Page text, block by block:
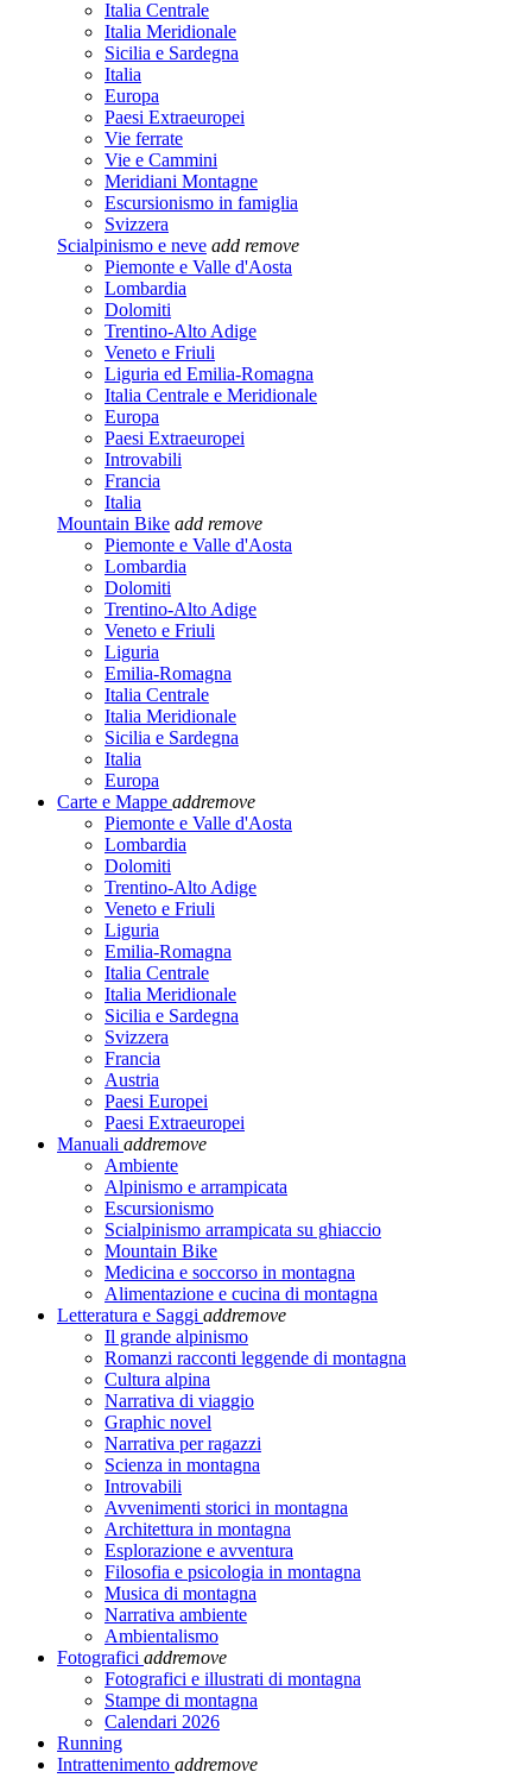
Italia Centrale
Italia Meridionale
Sicilia e Sardegna
Italia
Europa
Paesi Extraeuropei
Vie ferrate
Vie e Cammini
Meridiani Montagne
Escursionismo in famiglia
Svizzera
Scialpinismo e neve add remove
Piemonte e Valle d'Aosta
Lombardia
Dolomiti
Trentino-Alto Adige
Veneto e Friuli
Liguria ed Emilia-Romagna
Italia Centrale e Meridionale
Europa
Paesi Extraeuropei
Introvabili
Francia
Italia
Mountain Bike add remove
Piemonte e Valle d'Aosta
Lombardia
Dolomiti
Trentino-Alto Adige
Veneto e Friuli
Liguria
Emilia-Romagna
Italia Centrale
Italia Meridionale
Sicilia e Sardegna
Italia
Europa
Carte e Mappe addremove
Piemonte e Valle d'Aosta
Lombardia
Dolomiti
Trentino-Alto Adige
Veneto e Friuli
Liguria
Emilia-Romagna
Italia Centrale
Italia Meridionale
Sicilia e Sardegna
Svizzera
Francia
Austria
Paesi Europei
Paesi Extraeuropei
Manuali addremove
Ambiente
Alpinismo e arrampicata
Escursionismo
Scialpinismo arrampicata su ghiaccio
Mountain Bike
Medicina e soccorso in montagna
Alimentazione e cucina di montagna
Letteratura e Saggi addremove
Il grande alpinismo
Romanzi racconti leggende di montagna
Cultura alpina
Narrativa di viaggio
Graphic novel
Narrativa per ragazzi
Scienza in montagna
Introvabili
Avvenimenti storici in montagna
Architettura in montagna
Esplorazione e avventura
Filosofia e psicologia in montagna
Musica di montagna
Narrativa ambiente
Ambientalismo
Fotografici addremove
Fotografici e illustrati di montagna
Stampe di montagna
Calendari 2026
Running
Intrattenimento addremove